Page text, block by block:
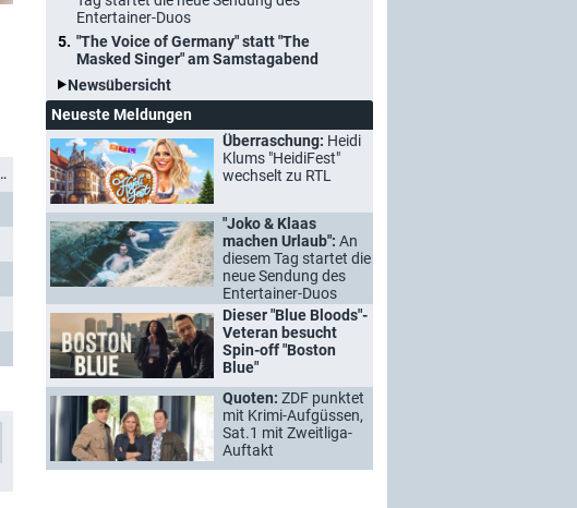
Entertainer-Duos
"The Voice of Germany" statt "The
Masked Singer" am Samstagabend
Newsübersicht
Neueste Meldungen
Überraschung: Heidi
Klums "HeidiFest"
wechselt zu RTL
"Joko & Klaas
machen Urlaub": An
diesem Tag startet die
neue Sendung des
Entertainer-Duos
Dieser "Blue Bloods"-
Veteran besucht
Spin-off "Boston
Blue"
Quoten: ZDF punktet
mit Krimi-Aufgüssen,
Sat.1 mit Zweitliga-
Auftakt